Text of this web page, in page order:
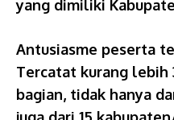
yang dimiliki
Antusiasme peserta
Tercatat kurang lebih
bagian, tidak hanya